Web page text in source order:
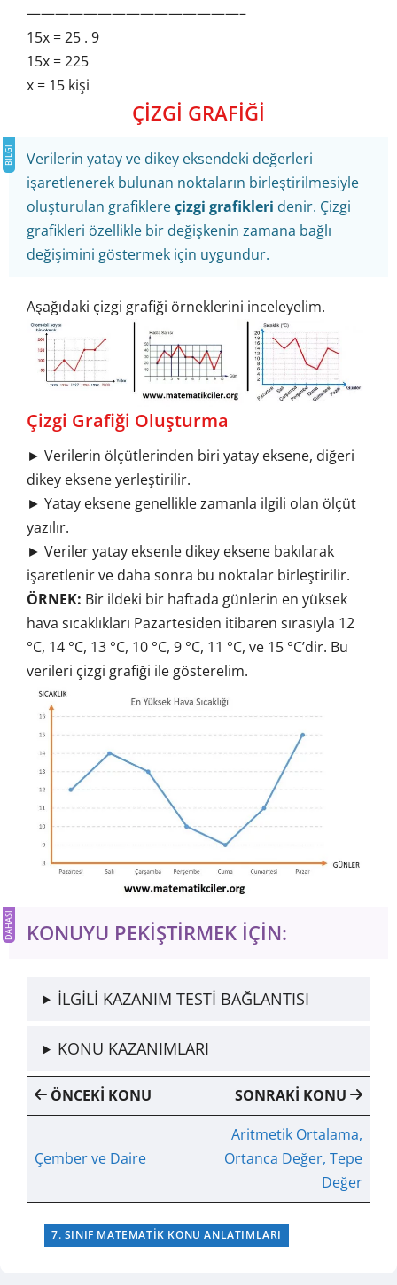
———————————————–
15x = 25 . 9
15x = 225
x = 15 kişi
ÇİZGİ GRAFİĞİ
Verilerin yatay ve dikey eksendeki değerleri
işaretlenerek bulunan noktaların birleştirilmesiyle
oluşturulan grafiklereçizgi grafikleri denir. Çizgi
grafikleri özellikle bir değişkenin zamana bağlı
değişimini göstermek için uygundur.
Aşağıdaki çizgi grafiği örneklerini inceleyelim.
Çizgi Grafiği Oluşturma
► Verilerin ölçütlerinden biri yatay eksene, diğeri
dikey eksene yerleştirilir.
► Yatay eksene genellikle zamanla ilgili olan ölçüt
yazılır.
► Veriler yatay eksenle dikey eksene bakılarak
işaretlenir ve daha sonra bu noktalar birleştirilir.
ÖRNEK: Bir ildeki bir haftada günlerin en yüksek
hava sıcaklıkları Pazartesiden itibaren sırasıyla 12
°C, 14 °C, 13 °C, 10 °C, 9 °C, 11 °C, ve 15 °C’dir. Bu
verileri çizgi grafiği ile gösterelim.
KONUYU PEKİŞTİRMEK İÇİN:
İLGİLİ KAZANIM TESTİ BAĞLANTISI
KONU KAZANIMLARI
ÖNCEKİ KONU SONRAKİ KONU
Çember ve Daire
Aritmetik Ortalama,
Ortanca Değer, Tepe
Değer
7. SINIF MATEMATIK KONU ANLATIMLARI